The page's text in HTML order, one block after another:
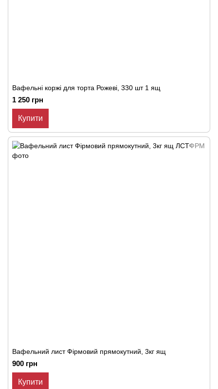
Вафельні коржі для торта Рожеві, 330 шт 1 ящ
1 250 грн
Купити
Вафельний лист Фірмовий прямокутний, 3кг ящ
900 грн
Купити